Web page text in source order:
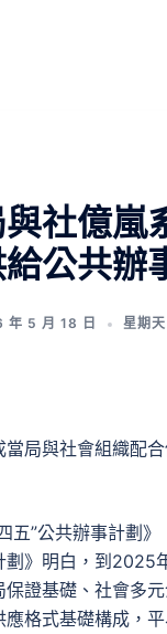
社億嵐
公共辦
年 5 月 18 日 星期天
局與社會組織配合
”公共辦事計劃》
劃》明白，到2025
證基礎、社會多
格式基礎構成，